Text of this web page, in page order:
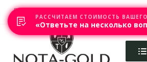
Главная Акции Каталоги
РАССЧИТАЕМ СТОИМОСТЬ
«Ответьте на несколько